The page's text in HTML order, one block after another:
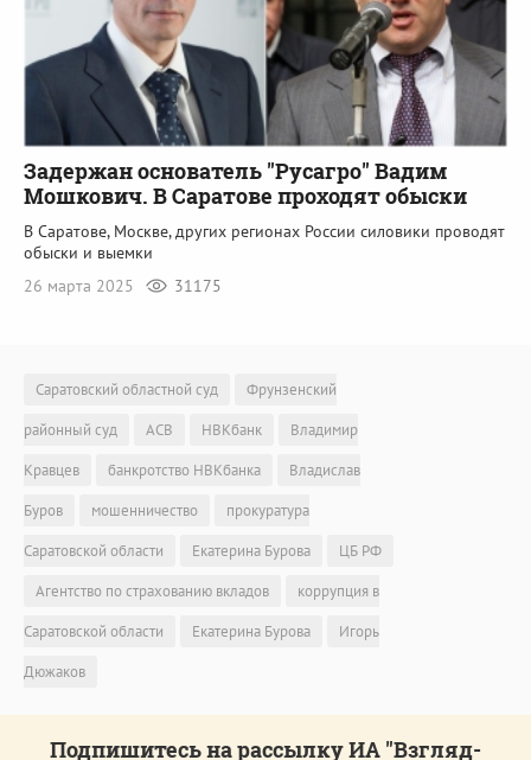
Задержан основатель "Русагро" Вадим
Мошкович. В Саратове проходят обыски
В Саратове, Москве, других регионах России силовики проводят
обыски и выемки
26 марта 2025
31175
Саратовский областной суд
Фрунзенский
районный суд
АСВ НВКбанк
Владимир
Кравцев
банкротство НВКбанка
Владислав
Буров
мошенничество
прокуратура
Саратовской области
Екатерина Бурова
ЦБ РФ
Агентство по страхованию вкладов
коррупция в
Саратовской области
Екатерина Бурова
Игорь
Дюжаков
Подпишитесь на рассылку ИА "Взгляд-